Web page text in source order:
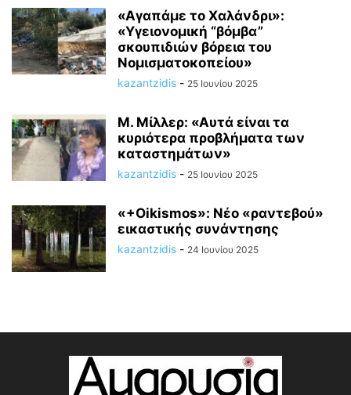
«Αγαπάμε το Χαλάνδρι»:
«Υγειονομική “βόμβα”
σκουπιδιών βόρεια του
Νομισματοκοπείου»
kazantzidis - 25 Ιουνίου 2025
M. Mίλλερ: «Αυτά είναι τα
κυριότερα προβλήματα των
καταστημάτων»
kazantzidis - 25 Ιουνίου 2025
«+Οikismos»: Νέο «ραντεβού»
εικαστικής συνάντησης
kazantzidis - 24 Ιουνίου 2025